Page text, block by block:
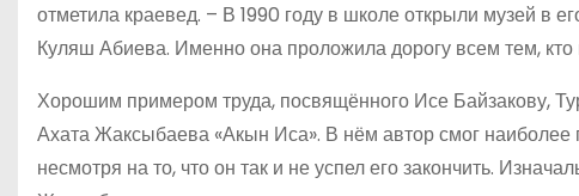
отметила краевед. – В 1990 году в школе открыли музей в
Куляш Абиева. Именно она проложила дорогу всем тем,
Хорошим примером труда, посвящённого Исе Байзакову,
Ахата Жаксыбаева «Акын Иса». В нём автор смог наиболее
несмотря на то, что он так и не успел его закончить.